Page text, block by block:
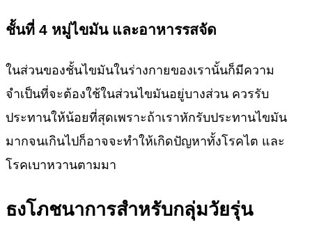
ชั้นที่ 4 หมู่ไขมัน และอาหารรสจัด
ในส่วนของชั้นไขมันในร่างกายของเรานั้นก็มีความ
จำเป็นที่จะต้องใช้ในส่วนไขมันอยู่บางส่วน ควรรับ
ประทานให้น้อยที่สุดเพราะถ้าเราหักรับประทานไขมัน
มากจนเกินไปก็อาจจะทำให้เกิดปัญหาทั้งโรคไต และ
โรคเบาหวานตามมา
ธงโภชนาการสำหรับกลุ่มวัยรุ่น